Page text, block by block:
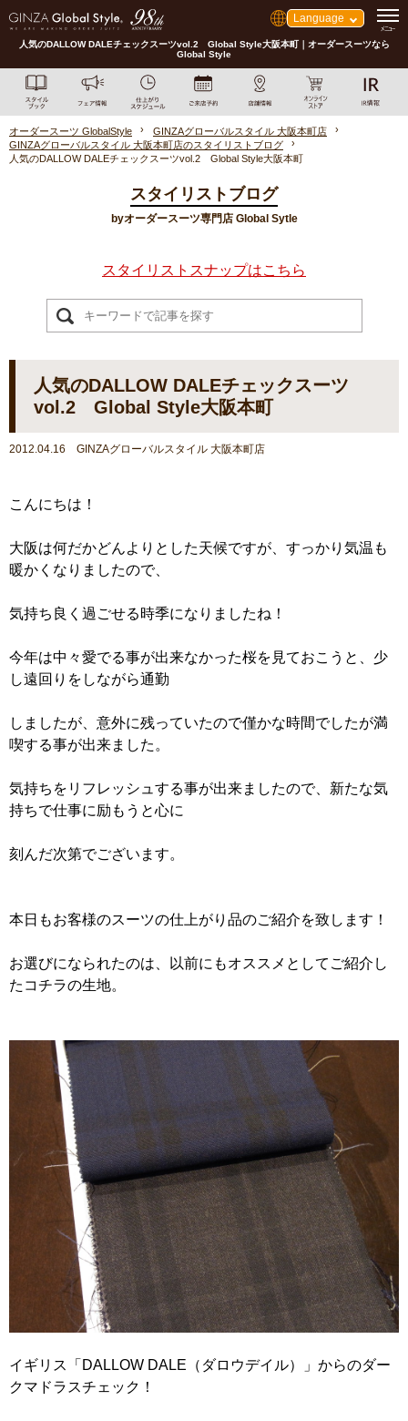
Language
人気のDALLOW DALEチェックスーツvol.2 Global Style大阪本町｜オーダースーツなら
Global Style
オーダースーツ GlobalStyle
GINZAグローバルスタイル 大阪本町店
GINZAグローバルスタイル 大阪本町店のスタイリストブログ
人気のDALLOW DALEチェックスーツvol.2 Global Style大阪本町
スタイリストブログ
byオーダースーツ専門店 Global Sytle
スタイリストスナップはこちら
人気のDALLOW DALEチェックスーツ
vol.2 Global Style大阪本町
2012.04.16 GINZAグローバルスタイル 大阪本町店
こんにちは！
大阪は何だかどんよりとした天候ですが、すっかり気温も
暖かくなりましたので、
気持ち良く過ごせる時季になりましたね！
今年は中々愛でる事が出来なかった桜を見ておこうと、少
し遠回りをしながら通勤
しましたが、意外に残っていたので僅かな時間でしたが満
喫する事が出来ました。
気持ちをリフレッシュする事が出来ましたので、新たな気
持ちで仕事に励もうと心に
刻んだ次第でございます。
本日もお客様のスーツの仕上がり品のご紹介を致します！
お選びになられたのは、以前にもオススメとしてご紹介し
たコチラの生地。
イギリス「DALLOW DALE（ダロウデイル）」からのダー
クマドラスチェック！